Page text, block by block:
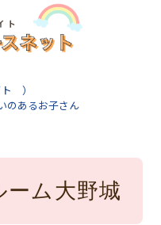
ト ）
のあるお子さん
ム大野城